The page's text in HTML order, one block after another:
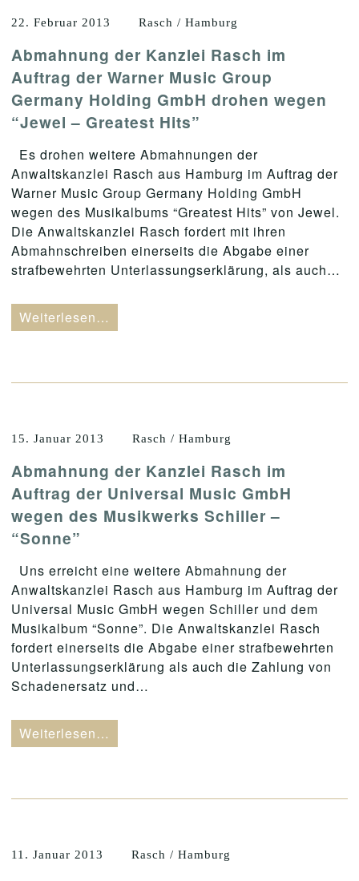
22. Februar 2013 Rasch / Hamburg
Abmahnung der Kanzlei Rasch im
Auftrag der Warner Music Group
Germany Holding GmbH drohen wegen
“Jewel – Greatest Hits”
Es drohen weitere Abmahnungen der
Anwaltskanzlei Rasch aus Hamburg im Auftrag der
Warner Music Group Germany Holding GmbH
wegen des Musikalbums “Greatest Hits” von Jewel.
Die Anwaltskanzlei Rasch fordert mit ihren
Abmahnschreiben einerseits die Abgabe einer
strafbewehrten Unterlassungserklärung, als auch…
Weiterlesen…
15. Januar 2013 Rasch / Hamburg
Abmahnung der Kanzlei Rasch im
Auftrag der Universal Music GmbH
wegen des Musikwerks Schiller –
“Sonne”
Uns erreicht eine weitere Abmahnung der
Anwaltskanzlei Rasch aus Hamburg im Auftrag der
Universal Music GmbH wegen Schiller und dem
Musikalbum “Sonne”. Die Anwaltskanzlei Rasch
fordert einerseits die Abgabe einer strafbewehrten
Unterlassungserklärung als auch die Zahlung von
Schadenersatz und…
Weiterlesen…
11. Januar 2013 Rasch / Hamburg